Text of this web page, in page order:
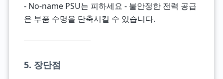
- No-name PSU는 피하세요 - 불안정한 전력 공급
은 부품 수명을 단축시킬 수 있습니다.
5. 장단점